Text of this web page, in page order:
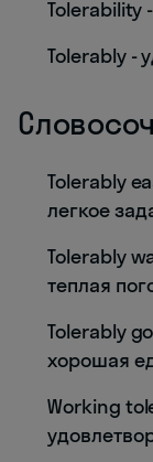
Tolerability
Tolerably -
Tolerably
легкое
Tolerably
теплая
Tolerably
хорошая
Working